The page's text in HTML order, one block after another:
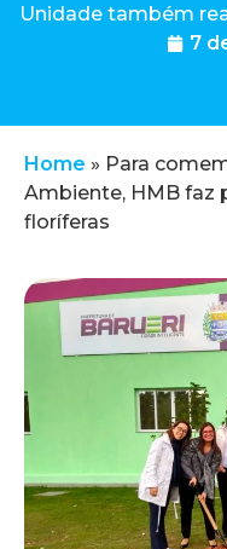
Unidade também
7
Home » Para
Ambiente, HMB faz
floríferas